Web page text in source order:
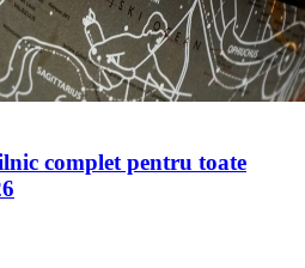
complet pentru toate